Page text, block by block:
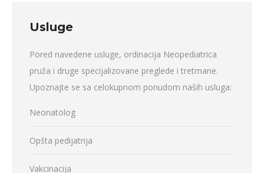
Usluge
Pored navedene usluge, ordinacija Neopediatrica
pruža i druge specijalizovane preglede i tretmane.
Upoznajte se sa celokupnom ponudom naših usluga:
Neonatolog
Opšta pedijatrija
Vakcinacija